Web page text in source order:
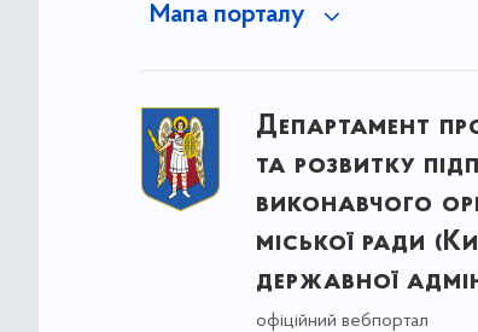
Мапа порталу
Департамент
та розвитку
виконавчого
міської ради
державної
офіційний вебпортал